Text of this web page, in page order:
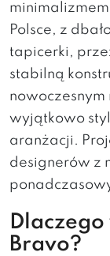
Polsce, z
tapicerki,
stabilną
nowoczesnym
wyjątkowo
aranżacji.
designerów z
Bravo?